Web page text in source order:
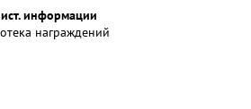
информации
награждений